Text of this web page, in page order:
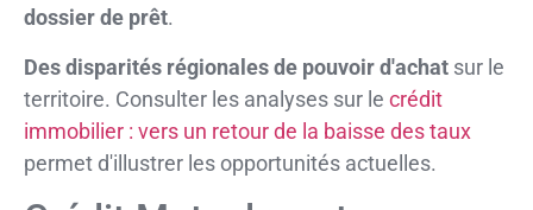
dossier de prêt.
Des disparités régionales de pouvoir d'achat sur le
territoire. Consulter les analyses sur le crédit
immobilier : vers un retour de la baisse des taux
permet d'illustrer les opportunités actuelles.